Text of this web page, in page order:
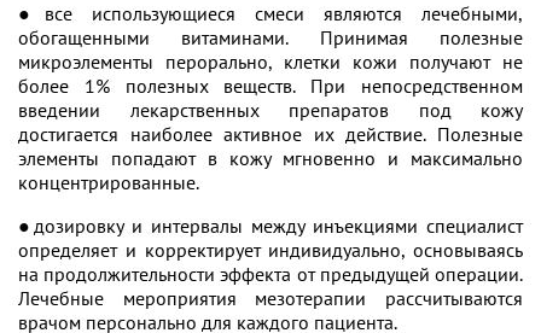
●все использующиеся смеси являются лечебными,
обогащенными витаминами. Принимая полезные
микроэлементы перорально, клетки кожи получают не
более 1% полезных веществ. При непосредственном
введении лекарственных препаратов под кожу
достигается наиболее активное их действие. Полезные
элементы попадают в кожу мгновенно и максимально
концентрированные.
●дозировку и интервалы между инъекциями специалист
определяет и корректирует индивидуально, основываясь
на продолжительности эффекта от предыдущей операции.
Лечебные мероприятия мезотерапии рассчитываются
врачом персонально для каждого пациента.